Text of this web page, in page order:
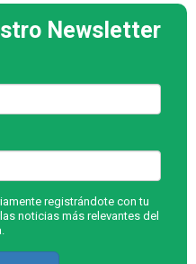
Newsletter
registrándote con tu
noticias más relevantes del